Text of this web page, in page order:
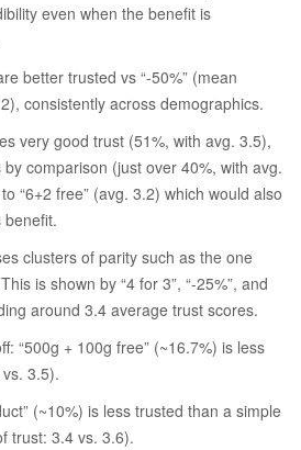
even when the benefit is
better trusted vs “-50%” (mean
consistently across demographics.
very good trust (51%, with avg. 3.5),
by comparison (just over 40%, with avg.
“6+2 free” (avg. 3.2) which would also
benefit.
clusters of parity such as the one
is shown by “4 for 3”, “-25%”, and
around 3.4 average trust scores.
“500g + 100g free” (~16.7%) is less
3.5).
(~10%) is less trusted than a simple
trust: 3.4 vs. 3.6).